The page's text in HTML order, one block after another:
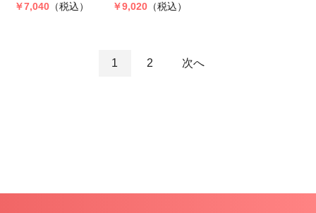
￥7,040 （税込）
￥9,020 （税込）
1 2 次へ